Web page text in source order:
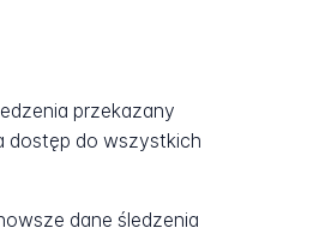
przekazany
dostęp do wszystkich
dane śledzenia